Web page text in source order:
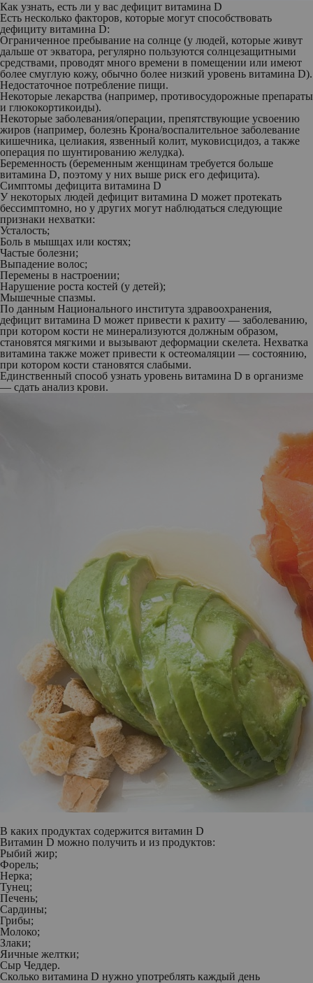
Как узнать, есть ли у вас дефицит витамина D
Есть несколько факторов, которые могут способствовать
дефициту витамина D:
Ограниченное пребывание на солнце (у людей, которые живут
дальше от экватора, регулярно пользуются солнцезащитными
средствами, проводят много времени в помещении или имеют
более смуглую кожу, обычно более низкий уровень витамина D).
Недостаточное потребление пищи.
Некоторые лекарства (например, противосудорожные препараты
и глюкокортикоиды).
Некоторые заболевания/операции, препятствующие усвоению
жиров (например, болезнь Крона/воспалительное заболевание
кишечника, целиакия, язвенный колит, муковисцидоз, а также
операция по шунтированию желудка).
Беременность (беременным женщинам требуется больше
витамина D, поэтому у них выше риск его дефицита).
Симптомы дефицита витамина D
У некоторых людей дефицит витамина D может протекать
бессимптомно, но у других могут наблюдаться следующие
признаки нехватки:
Усталость;
Боль в мышцах или костях;
Частые болезни;
Выпадение волос;
Перемены в настроении;
Нарушение роста костей (у детей);
Мышечные спазмы.
По данным Национального института здравоохранения,
дефицит витамина D может привести к рахиту — заболеванию,
при котором кости не минерализуются должным образом,
становятся мягкими и вызывают деформации скелета. Нехватка
витамина также может привести к остеомаляции — состоянию,
при котором кости становятся слабыми.
Единственный способ узнать уровень витамина D в организме
— сдать анализ крови.
В каких продуктах содержится витамин D
Витамин D можно получить и из продуктов:
Рыбий жир;
Форель;
Нерка;
Тунец;
Печень;
Сардины;
Грибы;
Молоко;
Злаки;
Яичные желтки;
Сыр Чеддер.
Сколько витамина D нужно употреблять каждый день